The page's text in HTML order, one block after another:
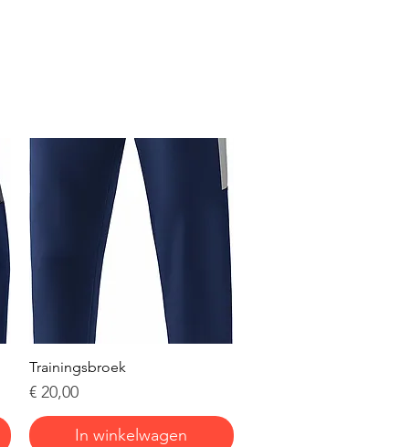
Snel overzicht
Trainingsbroek
Prijs
€ 20,00
In winkelwagen